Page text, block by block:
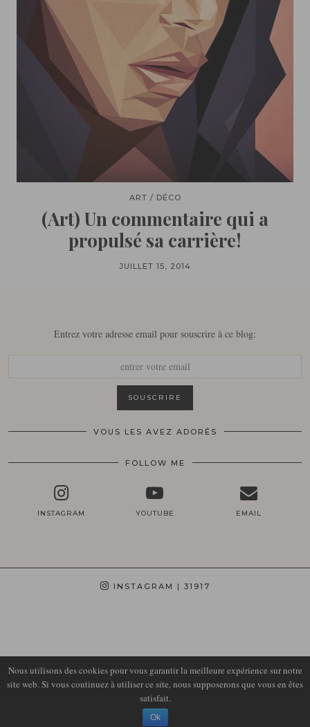
ART / DÉCO
(Art) Un commentaire qui a
propulsé sa carrière!
JUILLET 15, 2014
Entrez votre adresse email pour souscrire à ce blog:
VOUS LES AVEZ ADORÉS
FOLLOW ME
INSTAGRAM YOUTUBE EMAIL
INSTAGRAM | 31917
LIRONS D'ELLE
THEME DESIGN BY
Nous utilisons des cookies pour vous garantir la meilleure expérience sur notre
site web. Si vous continuez à utiliser ce site, nous supposerons que vous en êtes
satisfait.
Ok